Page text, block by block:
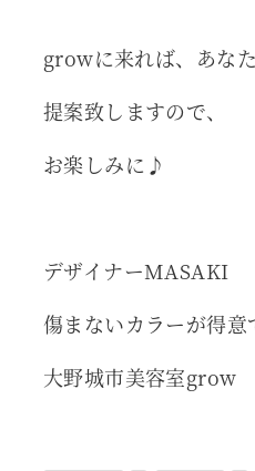
growに来れば、あな
提案致しますので、
お楽しみに♪
デザイナーMASAKI
傷まないカラーが得意
大野城市美容室grow